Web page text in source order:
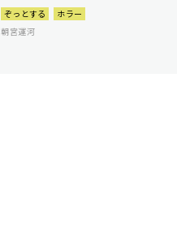
ぞっとする
ホラー
朝宮運河